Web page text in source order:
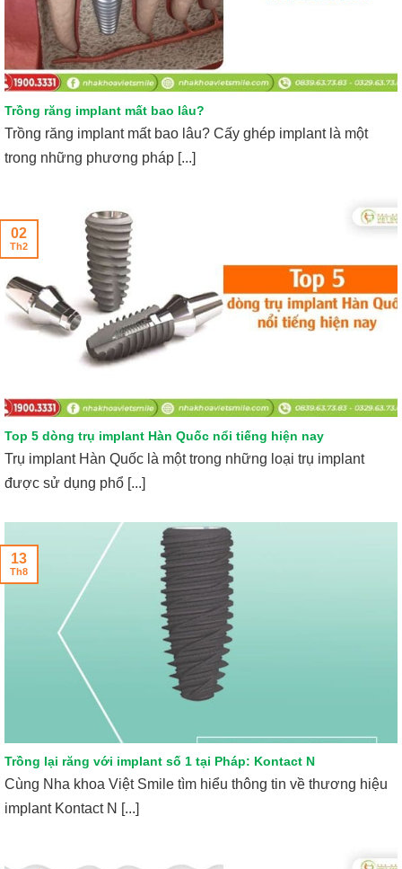
Trồng răng implant mất bao lâu?
Trồng răng implant mất bao lâu? Cấy ghép implant là một
trong những phương pháp [...]
Top 5 dòng trụ implant Hàn Quốc nổi tiếng hiện nay
Trụ implant Hàn Quốc là một trong những loại trụ implant
được sử dụng phổ [...]
02
Th2
Trồng lại răng với implant số 1 tại Pháp: Kontact N
Cùng Nha khoa Việt Smile tìm hiểu thông tin về thương hiệu
implant Kontact N [...]
13
Th8